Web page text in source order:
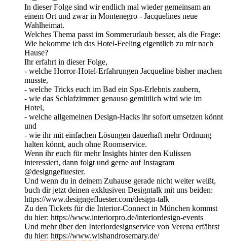
In dieser Folge sind wir endlich mal wieder gemeinsam an
einem Ort und zwar in Montenegro - Jacquelines neue
Wahlheimat.
Welches Thema passt im Sommerurlaub besser, als die Frage:
Wie bekomme ich das Hotel-Feeling eigentlich zu mir nach
Hause?
Ihr erfahrt in dieser Folge,
- welche Horror-Hotel-Erfahrungen Jacqueline bisher machen
musste,
- welche Tricks euch im Bad ein Spa-Erlebnis zaubern,
- wie das Schlafzimmer genauso gemütlich wird wie im
Hotel,
- welche allgemeinen Design-Hacks ihr sofort umsetzen könnt
und
- wie ihr mit einfachen Lösungen dauerhaft mehr Ordnung
halten könnt, auch ohne Roomservice.
Wenn ihr euch für mehr Insights hinter den Kulissen
interessiert, dann folgt und gerne auf Instagram
@designgefluester.
Und wenn du in deinem Zuhause gerade nicht weiter weißt,
buch dir jetzt deinen exklusiven Designtalk mit uns beiden:
https://www.designgefluester.com/design-talk
Zu den Tickets für die Interior-Connect in München kommst
du hier: https://www.interiorpro.de/interiordesign-events
Und mehr über den Interiordesignservice von Verena erfährst
du hier: https://www.wishandrosemary.de/